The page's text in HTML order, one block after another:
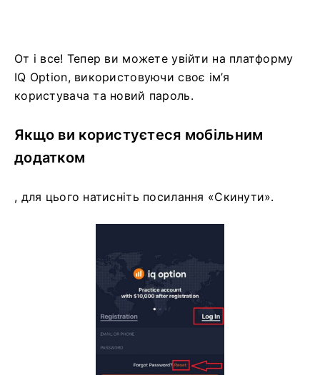
От і все! Тепер ви можете увійти на платформу
IQ Option, використовуючи своє ім’я
користувача та новий пароль.
Якщо ви користуєтеся мобільним
додатком
, для цього натисніть посилання «Скинути».